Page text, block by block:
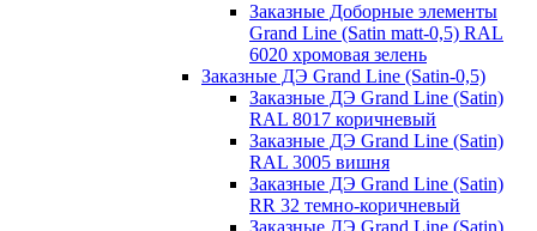
Заказные Доборные элементы
Grand Line (Satin matt-0,5) RAL
6020 хромовая зелень
Заказные ДЭ Grand Line (Satin-0,5)
Заказные ДЭ Grand Line (Satin)
RAL 8017 коричневый
Заказные ДЭ Grand Line (Satin)
RAL 3005 вишня
Заказные ДЭ Grand Line (Satin)
RR 32 темно-коричневый
Заказные ДЭ Grand Line (Satin)